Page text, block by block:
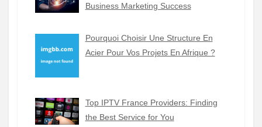
Business Marketing Success
Pourquoi Choisir Une Structure En
Acier Pour Vos Projets En Afrique ?
Top IPTV France Providers: Finding
the Best Service for You